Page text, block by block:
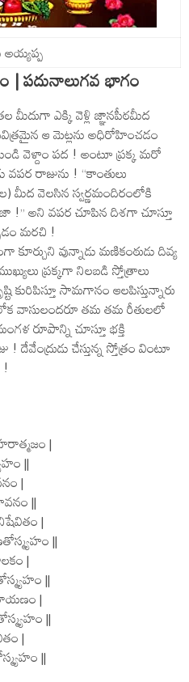
| పదునాలుగవ భాగం
మీదుగా ఎక్కి వెళ్లి జ్ఞానపీఠమీద
ఆ మెట్లను అధిరోహించడం
వెళ్దాం పద ! అంటూ ప్రక్క మరో
రాజును ! ‘‘కాంతులు
మీద వెలసిన స్వర్ణమందిరంలోకి
!’’ అని వపర చూపిన దిశగా చూస్తూ
మరచి !
వున్నాడు మణికంఠుడు దివ్య
ప్రక్కగా నిలబడి స్తోత్రాలు
కురిపిస్తూ సామగానం ఆలపిస్తున్నారు
వాసులందరూ తమ తమ రీతులలో
రూపాన్ని చూస్తూ భక్తి
చేస్తున్న స్తోత్రం వింటూ
|
||
|
||
|
||
|
||
|
||
|
||